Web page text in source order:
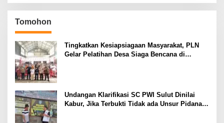
Tomohon
Tingkatkan Kesiapsiagaan Masyarakat, PLN
Gelar Pelatihan Desa Siaga Bencana di
Undangan Klarifikasi SC PWI Sulut Dinilai
Kabur, Jika Terbukti Tidak ada Unsur Pidana